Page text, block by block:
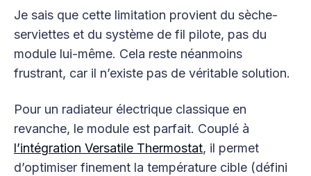
Je sais que cette limitation provient du sèche-
serviettes et du système de fil pilote, pas du
module lui-même. Cela reste néanmoins
frustrant, car il n’existe pas de véritable solution.
Pour un radiateur électrique classique en
revanche, le module est parfait. Couplé à
l’intégration Versatile Thermostat, il permet
d’optimiser finement la température cible (défini